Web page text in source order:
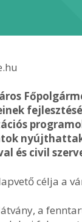
és civil
célja a
a